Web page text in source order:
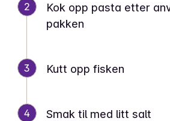
2
Kok opp pasta etter
pakken
3 Kutt opp fisken
4 Smak til med litt salt